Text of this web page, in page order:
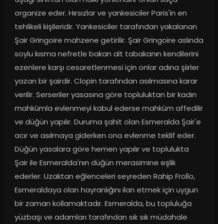
organize eder. Hırsızlar ve yankesiciler Paris'in en
tehlikeli kişileridir. Yankesiciler tarafından yakalanan
Şair Gringoire mahzene getirilir. Şair Gringoire aslında
soylu kısma nefretle bakan alt tabakanın kendilerini
ezenlere karşı cesaretlenmesi için onlar adına şiirler
yazan bir şairdir. Clopin tarafından asılmasına karar
verilir. Serseriler yasasına göre topluluktan bir kadın
mahkûmla evlenmeyi kabul ederse mahkûm affedilir
ve düğün yapılır. Duruma şahit olan Esmeralda Şair'e
acır ve asılmaya giderken ona evlenme teklif eder.
Düğün yasalara göre hemen yapılır ve toplulukta
Şair ile Esmeralda'nın düğün merasimine eşlik
ederler. Uzaktan eğlenceleri seyreden Rahip Frollo,
Esmeraldaya olan hayranlığını ilan etmek için uygun
bir zaman kollamaktadır. Esmeralda, bu topluluğa
yüzbaşı ve adamları tarafından sık sık müdahale